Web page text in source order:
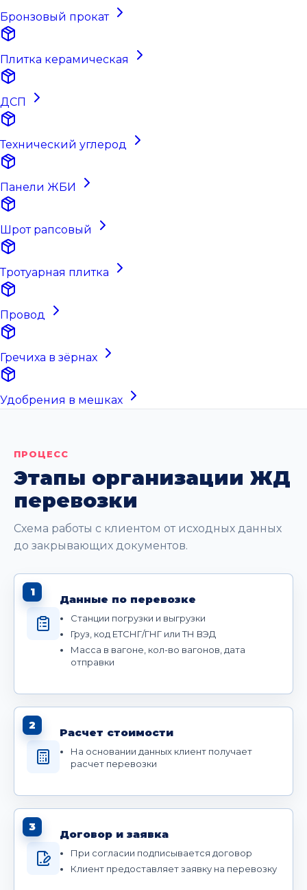
Бронзовый прокат
Плитка керамическая
ДСП
Технический углерод
Панели ЖБИ
Шрот рапсовый
Тротуарная плитка
Провод
Гречиха в зёрнах
Удобрения в мешках
ПРОЦЕСС
Этапы организации ЖД
перевозки
Схема работы с клиентом от исходных данных
до закрывающих документов.
1
Данные по перевозке
Станции погрузки и выгрузки
Груз, код ЕТСНГ/ГНГ или ТН ВЭД
Масса в вагоне, кол-во вагонов, дата
отправки
2
Расчет стоимости
На основании данных клиент получает
расчет перевозки
3
Договор и заявка
При согласии подписывается договор
Клиент предоставляет заявку на перевозку